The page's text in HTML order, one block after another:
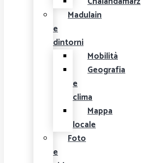
Madulain
e
dintorni
Mobilità
Geografia
e
clima
Mappa
locale
Foto
e